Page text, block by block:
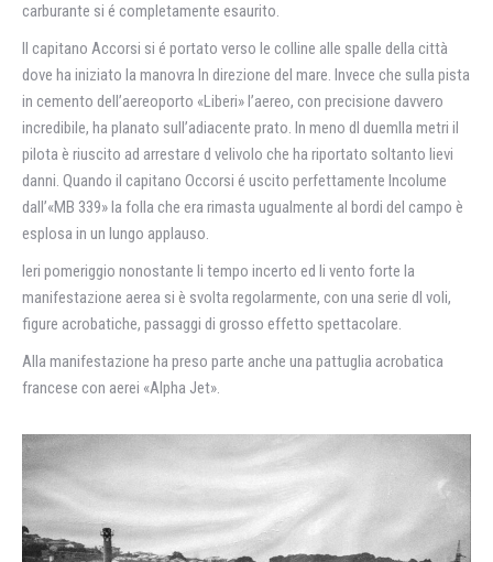
carburante si é completamente esaurito.
Il capitano Accorsi si é portato verso le colline alle spalle della città
dove ha iniziato la manovra In direzione del mare. Invece che sulla pista
in cemento dell’aereoporto «Liberi» l’aereo, con precisione davvero
incredibile, ha planato sull’adiacente prato. In meno dl duemlla metri il
pilota è riuscito ad arrestare d velivolo che ha riportato soltanto lievi
danni. Quando il capitano Occorsi é uscito perfettamente Incolume
dall’«MB 339» la folla che era rimasta ugualmente al bordi del campo è
esplosa in un lungo applauso.
Ieri pomeriggio nonostante li tempo incerto ed li vento forte la
manifestazione aerea si è svolta regolarmente, con una serie dl voli,
figure acrobatiche, passaggi di grosso effetto spettacolare.
Alla manifestazione ha preso parte anche una pattuglia acrobatica
francese con aerei «Alpha Jet».